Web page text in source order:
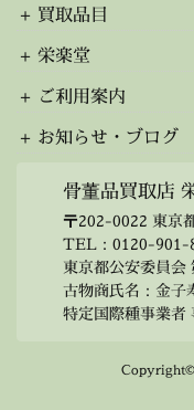
買取品目
栄楽堂
ご利用案内
お知らせ・ブログ
骨董品買取店
〒202-0022 東京
TEL： 0120-901-
東京都公安委員
古物商氏名：金子
特定国際種事業